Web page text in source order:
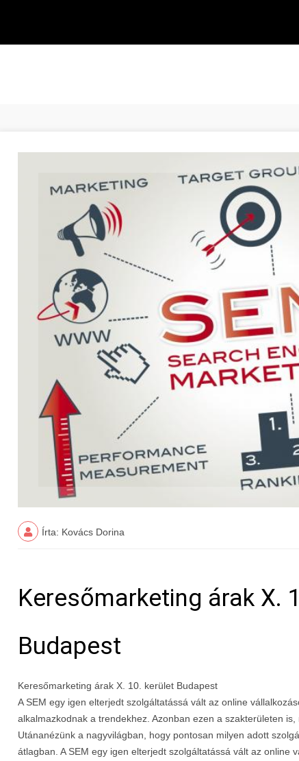
Írta: Kovács Dorina
Keresőmarketing árak X.
Budapest
Keresőmarketing árak X. 10. kerület Budapest
A SEM egy igen elterjedt szolgáltatássá vált az online
alkalmazkodnak a trendekhez. Azonban ezen a szakterületen
Utánanézünk a nagyvilágban, hogy pontosan milyen adott
átlagban. A SEM egy igen elterjedt szolgáltatássá vált az online